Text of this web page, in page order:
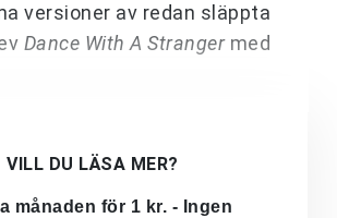
versioner av redan släppta
Dance With A Strangermed
VILL DU LÄSA MER?
månaden för 1 kr. - Ingen